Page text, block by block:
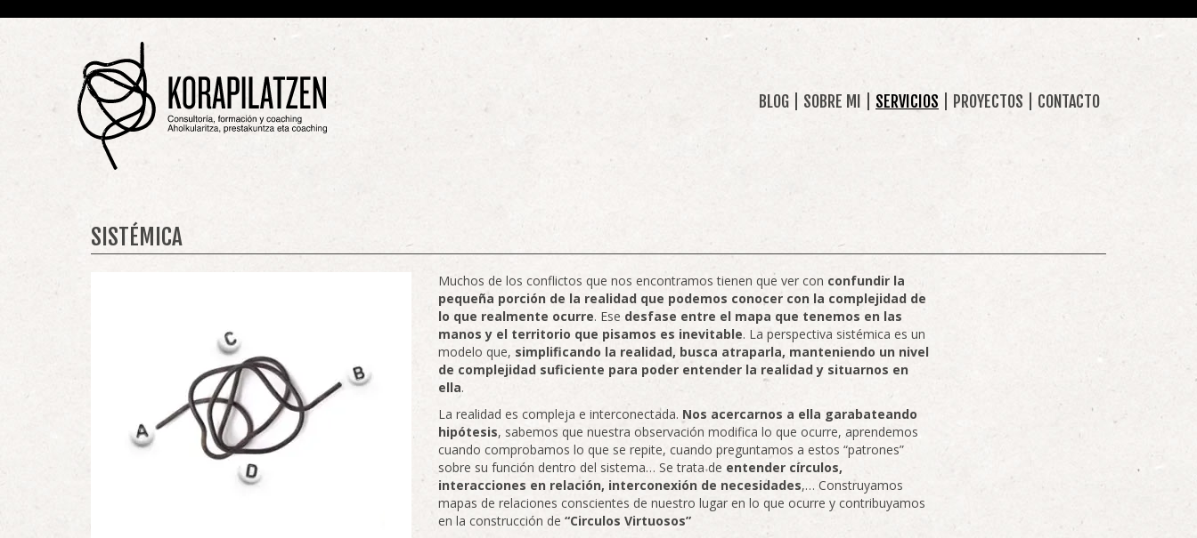
BLOG SOBRE MI SERVICIOS PROYECTOS CONTACTO
SISTÉMICA
Muchos de los conflictos que nos encontramos tienen que ver con confundir la
pequeña porción de la realidad que podemos conocer con la complejidad de
lo que realmente ocurre. Ese desfase entre el mapa que tenemos en las
manos y el territorio que pisamos es inevitable. La perspectiva sistémica es un
modelo que, simplificando la realidad, busca atraparla, manteniendo un nivel
de complejidad suficiente para poder entender la realidad y situarnos en
ella.
La realidad es compleja e interconectada. Nos acercarnos a ella garabateando
hipótesis, sabemos que nuestra observación modifica lo que ocurre, aprendemos
cuando comprobamos lo que se repite, cuando preguntamos a estos “patrones”
sobre su función dentro del sistema… Se trata de entender círculos,
interacciones en relación, interconexión de necesidades,… Construyamos
mapas de relaciones conscientes de nuestro lugar en lo que ocurre y contribuyamos
en la construcción de “Circulos Virtuosos”